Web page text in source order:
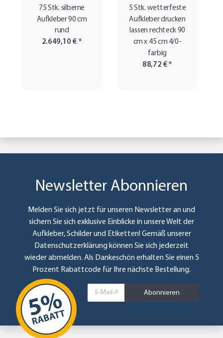
75 Stk. silberne
Aufkleber 90 cm
rund
2.649,10 € *
5 Stk. wetterfeste
Aufkleber drucken
lassen rechteck 90
cm x 45 cm 4/0-
farbig
88,72 €*
Newsletter Abonnieren
Melden Sie sich jetzt für unseren Newsletter an und
sichern Sie sich exklusive Einblicke in unsere Welt der
Aufkleber, Schilder und Etiketten! Gemäß unserer
Datenschutzerklärungkönnen Sie sich jederzeit
wieder abmelden. Als Dankeschön erhalten Sie einen 5
Prozent Rabattcode für Ihre nächste Bestellung.
Abonnieren